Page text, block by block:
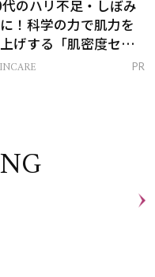
のハリ不足・しぼみ
！科学の力で肌力を
げする「肌密度セラ
PR